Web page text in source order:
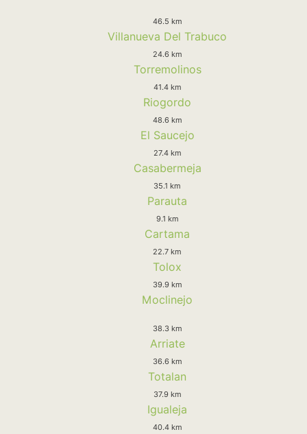
46.5 km
Villanueva Del Trabuco
24.6 km
Torremolinos
41.4 km
Riogordo
48.6 km
El Saucejo
27.4 km
Casabermeja
35.1 km
Parauta
9.1 km
Cartama
22.7 km
Tolox
39.9 km
Moclinejo
38.3 km
Arriate
36.6 km
Totalan
37.9 km
Igualeja
40.4 km